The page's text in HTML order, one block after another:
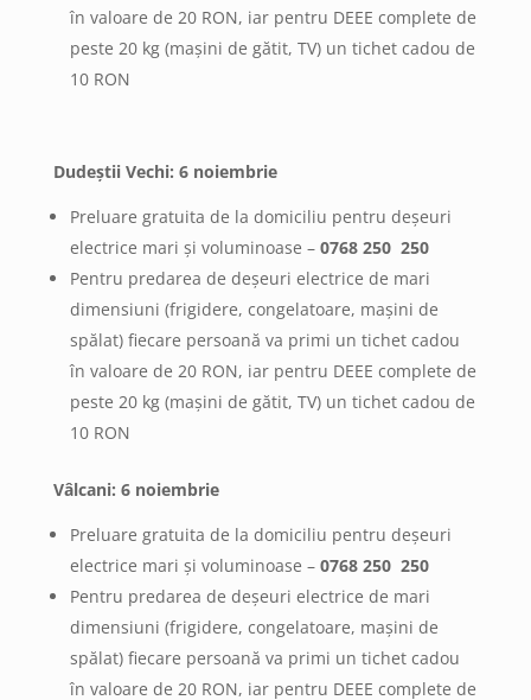
în valoare de 20 RON, iar pentru DEEE complete de
peste 20 kg (mașini de gătit, TV) un tichet cadou de
10 RON
Dudeștii Vechi: 6 noiembrie
Preluare gratuita de la domiciliu pentru deșeuri
electrice mari și voluminoase – 0768 250 250
Pentru predarea de deșeuri electrice de mari
dimensiuni (frigidere, congelatoare, mașini de
spălat) fiecare persoană va primi un tichet cadou
în valoare de 20 RON, iar pentru DEEE complete de
peste 20 kg (mașini de gătit, TV) un tichet cadou de
10 RON
Vâlcani: 6 noiembrie
Preluare gratuita de la domiciliu pentru deșeuri
electrice mari și voluminoase – 0768 250 250
Pentru predarea de deșeuri electrice de mari
dimensiuni (frigidere, congelatoare, mașini de
spălat) fiecare persoană va primi un tichet cadou
în valoare de 20 RON, iar pentru DEEE complete de